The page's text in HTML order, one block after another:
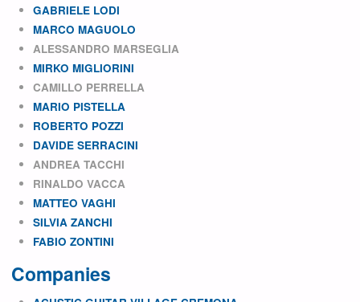
GABRIELE LODI
MARCO MAGUOLO
ALESSANDRO MARSEGLIA
MIRKO MIGLIORINI
CAMILLO PERRELLA
MARIO PISTELLA
ROBERTO POZZI
DAVIDE SERRACINI
ANDREA TACCHI
RINALDO VACCA
MATTEO VAGHI
SILVIA ZANCHI
FABIO ZONTINI
Companies